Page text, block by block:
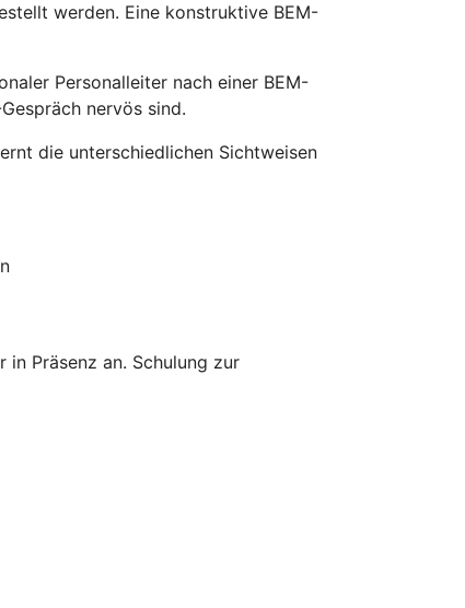
werden. Eine konstruktive BEM-
Personalleiter nach einer BEM-
nervös sind.
die unterschiedlichen Sichtweisen
Präsenz an. Schulung zur